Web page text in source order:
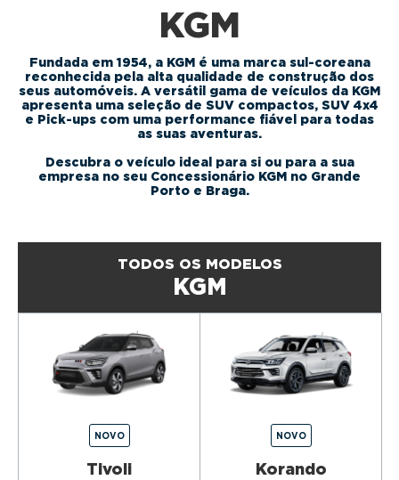
n
a
v
a
t
e
n
KGM
Fundada em 1954, a KGM é uma marca sul-coreana
reconhecida pela alta qualidade de construção dos
seus automóveis. A versátil gama de veículos da KGM
apresenta uma seleção de SUV compactos, SUV 4x4
e Pick-ups com uma performance fiável para todas
as suas aventuras.
Descubra o veículo ideal para si ou para a sua
empresa no seu Concessionário KGM no Grande
Porto e Braga.
TODOS OS MODELOS
KGM
NOVO
Tivoli
NOVO
Korando